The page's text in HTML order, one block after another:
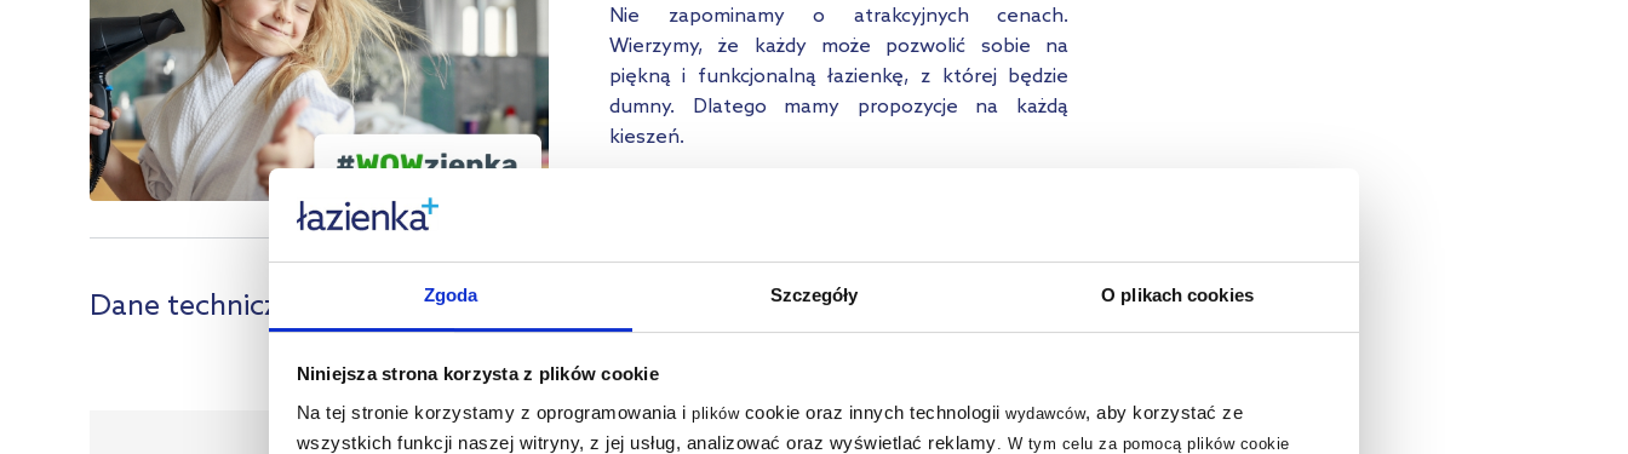
Zgoda Szczegóły O plikach cookies
Niniejsza strona korzysta z plików cookie
Na tej stronie korzystamy z oprogramowania i plikówcookie oraz innych technologii wydawców, aby korzystać ze
wszystkich funkcji naszej witryny, z jej usług, analizować oraz wyświetlać reklamy
W tym celu za pomocą plików cookie
Nie zapominamy o atrakcyjnych cenach.
Wierzymy, że każdy może pozwolić sobie na
piękną i funkcjonalną łazienkę, z której będzie
dumny. Dlatego mamy propozycje na każdą
kieszeń.
Dane techniczne
Marka Hagser
Seria Anke